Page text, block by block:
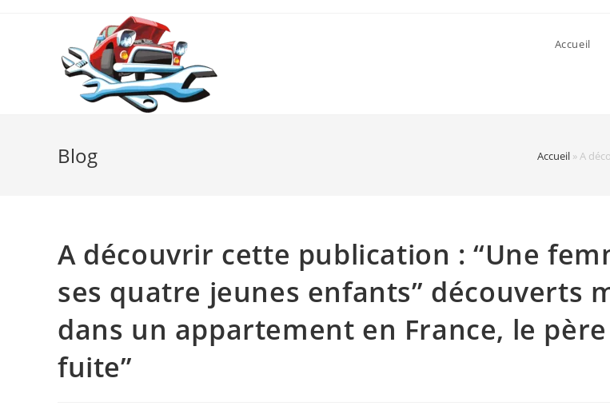
Accueil
Blog Accueil » A
A découvrir cette publication : “Une
ses quatre jeunes enfants” découverts
dans un appartement en France, le père
fuite”